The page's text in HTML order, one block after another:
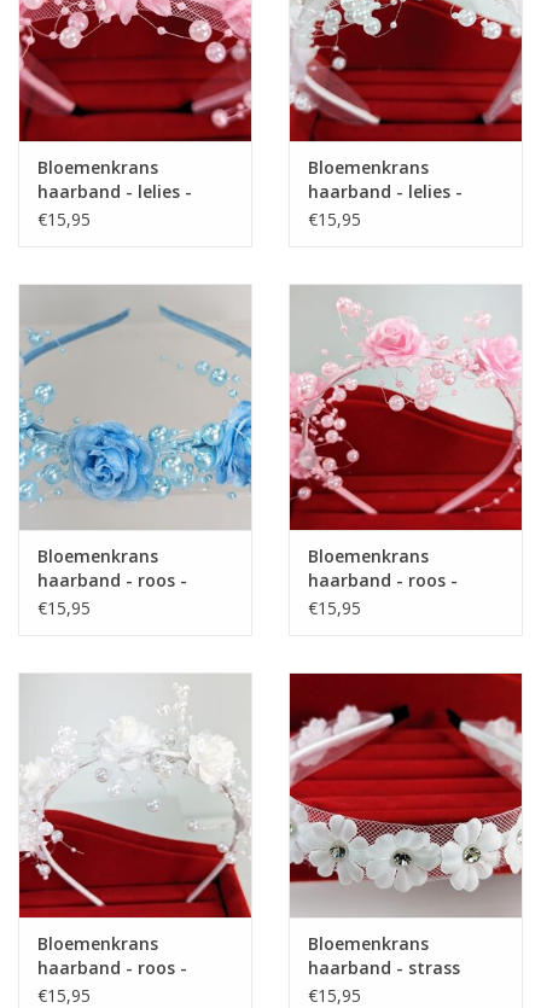
Bloemenkrans
haarband - lelies -
parels - roze - BK-04-P
€15,95
Bloemenkrans
haarband - lelies -
parels - wit - BK-04-W
€15,95
Bloemenkrans
haarband - roos -
parels - blauw - BK-03-
€15,95
Bloemenkrans
haarband - roos -
parels - roze - BK-03-P
€15,95
Bloemenkrans
haarband - roos -
parels - wit - BK-03-W
€15,95
Bloemenkrans
haarband - strass
steentjes - wit - BK-02-
€15,95